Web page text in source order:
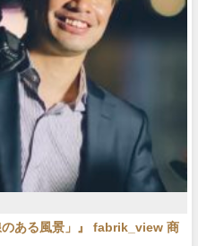
のある風景」』 fabrik_view 商